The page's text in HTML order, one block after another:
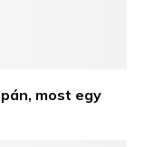
most egy